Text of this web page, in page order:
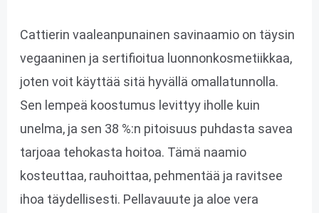
Cattierin vaaleanpunainen savinaamio on täysin
vegaaninen ja sertifioitua luonnonkosmetiikkaa,
joten voit käyttää sitä hyvällä omallatunnolla.
Sen lempeä koostumus levittyy iholle kuin
unelma, ja sen 38 %:n pitoisuus puhdasta savea
tarjoaa tehokasta hoitoa. Tämä naamio
kosteuttaa, rauhoittaa, pehmentää ja ravitsee
ihoa täydellisesti. Pellavauute ja aloe vera